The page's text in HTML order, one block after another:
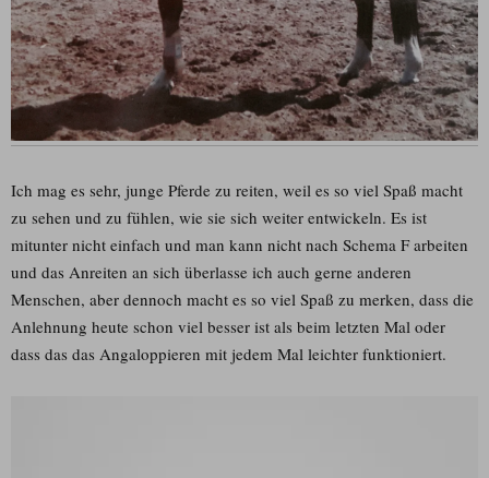
Ich mag es sehr, junge Pferde zu reiten, weil es so viel Spaß macht
zu sehen und zu fühlen, wie sie sich weiter entwickeln. Es ist
mitunter nicht einfach und man kann nicht nach Schema F arbeiten
und das Anreiten an sich überlasse ich auch gerne anderen
Menschen, aber dennoch macht es so viel Spaß zu merken, dass die
Anlehnung heute schon viel besser ist als beim letzten Mal oder
dass das das Angaloppieren mit jedem Mal leichter funktioniert.